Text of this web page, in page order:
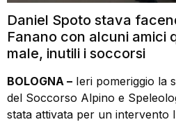
Daniel Spoto stava
Fanano con alcuni amici
male, inutili i soccorsi
BOLOGNA – Ieri pomeriggio la
del Soccorso Alpino e
stata attivata per un intervento